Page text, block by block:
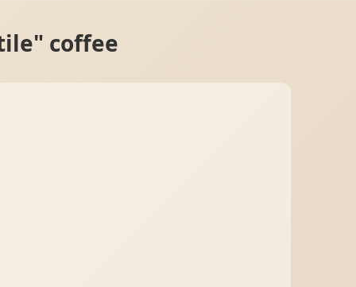
coffee